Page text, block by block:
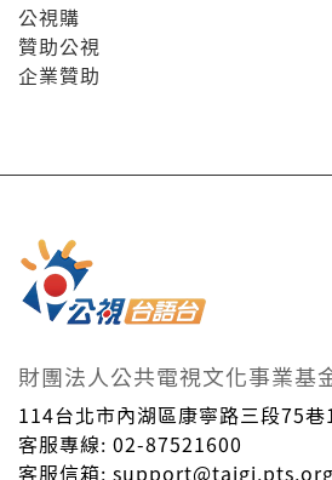
公視購
贊助公視
企業贊助
財團法人公共電視文化事業基
114台北市內湖區康寧路三段75
客服專線: 02-87521600
客服信箱: